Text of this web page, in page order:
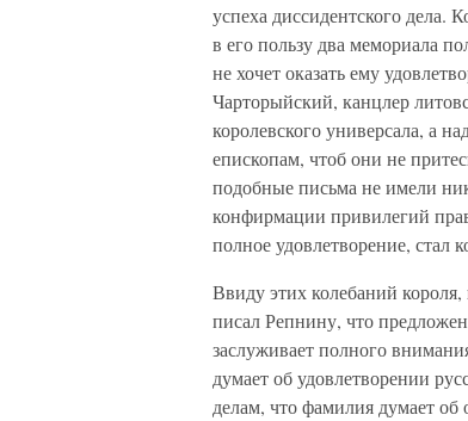
успеха диссидентского
в его пользу два мемориала
не хочет оказать ему
Чарторыйский, канцлер
королевского универсала, а
епископам, чтоб они не
подобные письма не имели
конфирмации привилегий
полное удовлетворение, стал
Ввиду этих колебаний
писал Репнину, что
заслуживает полного
думает об удовлетворении
делам, что фамилия думает